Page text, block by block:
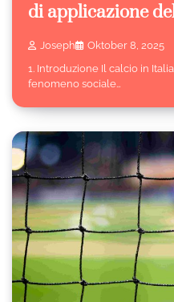
di applicazione
Joseph
Oktober 8, 2025
1. Introduzione Il calcio in
fenomeno sociale…